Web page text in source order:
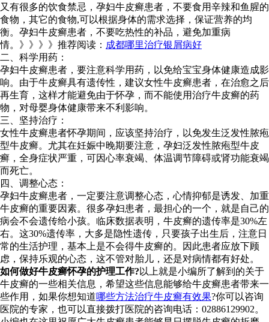
又有很多的饮食禁忌，孕妇牛皮癣患者，不要食用辛辣和鱼腥的
食物，其它的食物,可以根据身体的需求选择，保证营养的均
衡。孕妇牛皮癣患者，不要吃热性的补品，避免加重病
情。》》》》推荐阅读： 成都哪里治疗银屑病好
二、科学用药：
孕妇牛皮癣患者，要注意科学用药，以免给宝宝身体健康造成影
响。由于牛皮癣具有遗传性，建议女性牛皮癣患者，在治愈之后
再生育，这样才能避免由于怀孕，而不能使用治疗牛皮癣的药
物，对母婴身体健康带来不利影响。
三、坚持治疗：
女性牛皮癣患者怀孕期间，应该坚持治疗，以免发生泛发性脓疱
型牛皮癣。尤其在妊娠中晚期要注意，孕妇泛发性脓疱型牛皮
癣，全身症状严重，可因心率衰竭、体温调节障碍或肾功能衰竭
而死亡。
四、调整心态：
孕妇牛皮癣患者，一定要注意调整心态，心情抑郁是诱发、加重
牛皮癣的重要因素。很多孕妇患者，最担心的一个，就是自己的
病会不会遗传给小孩。临床数据表明，牛皮癣的遗传率是30%左
右。这30%遗传率，大多是隐性遗传，只要孩子出生后，注意日
常的生活护理，基本上是不会得牛皮癣的。因此患者应放下顾
虑，保持乐观的心态，这不管对胎儿，还是对病情都有好处。
如何做好牛皮癣怀孕的护理工作? 以上就是小编所了解到的关于
牛皮癣的一些相关信息，希望这些信息能够给牛皮癣患者带来一
些作用，如果你想知道哪些方法治疗牛皮癣有效果?你可以咨询
医院的专家，也可以直接拨打医院的咨询电话：02886129902。